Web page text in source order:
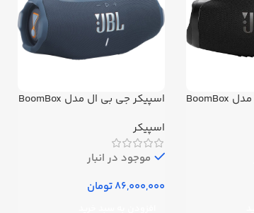
اسپیکر جی بی ال مدل BoomBox
اسپیکر جی بی ال مدل BoomBox
اسپیکر
موجود در انبار
تومان